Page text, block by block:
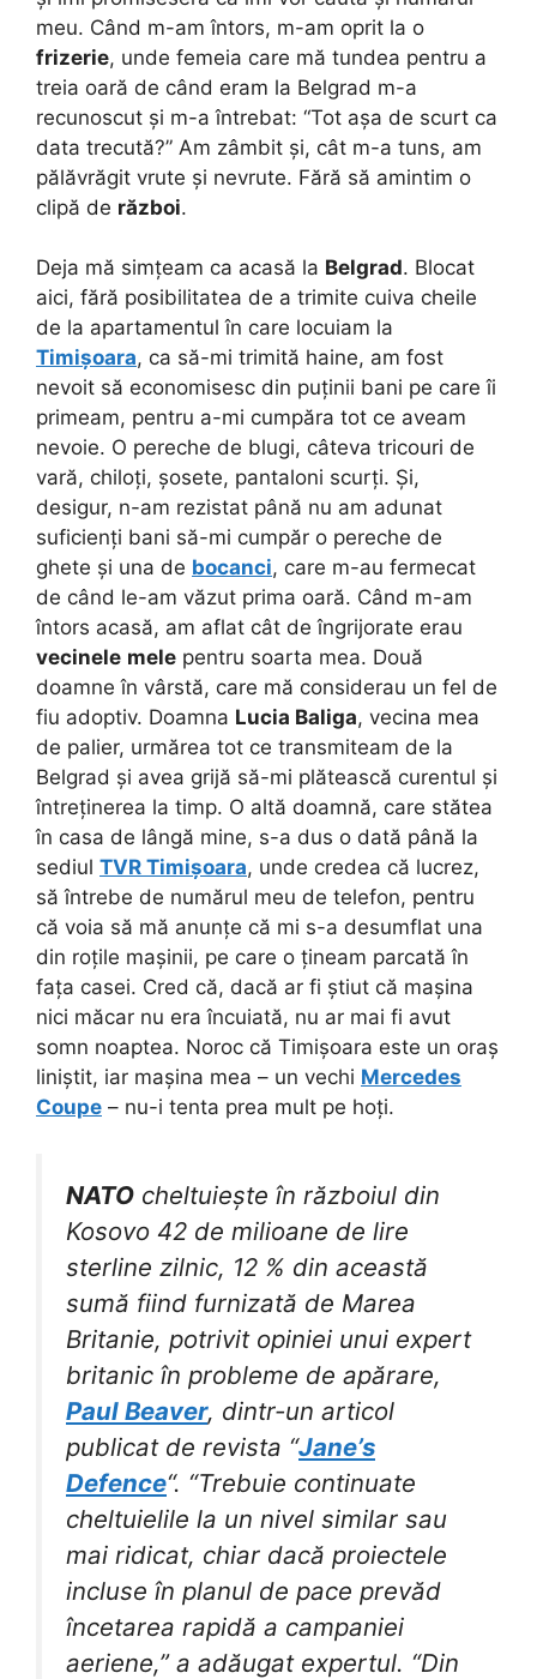
meu. Când m-am întors, m-am oprit la o
frizerie, unde femeia care mă tundea pentru a
treia oară de când eram la Belgrad m-a
recunoscut și m-a întrebat: “Tot așa de scurt ca
data trecută?” Am zâmbit și, cât m-a tuns, am
pălăvrăgit vrute și nevrute. Fără să amintim o
clipă de război.
Deja mă simțeam ca acasă la Belgrad. Blocat
aici, fără posibilitatea de a trimite cuiva cheile
de la apartamentul în care locuiam la
Timișoara, ca să-mi trimită haine, am fost
nevoit să economisesc din puținii bani pe care îi
primeam, pentru a-mi cumpăra tot ce aveam
nevoie. O pereche de blugi, câteva tricouri de
vară, chiloți, șosete, pantaloni scurți. Și,
desigur, n-am rezistat până nu am adunat
suficienți bani să-mi cumpăr o pereche de
ghete și una de bocanci, care m-au fermecat
de când le-am văzut prima oară. Când m-am
întors acasă, am aflat cât de îngrijorate erau
vecinele mele pentru soarta mea. Două
doamne în vârstă, care mă considerau un fel de
fiu adoptiv. Doamna Lucia Baliga, vecina mea
de palier, urmărea tot ce transmiteam de la
Belgrad și avea grijă să-mi plătească curentul și
întreținerea la timp. O altă doamnă, care stătea
în casa de lângă mine, s-a dus o dată până la
sediul TVR Timișoara, unde credea că lucrez,
să întrebe de numărul meu de telefon, pentru
că voia să mă anunțe că mi s-a desumflat una
din roțile mașinii, pe care o țineam parcată în
fața casei. Cred că, dacă ar fi știut că mașina
nici măcar nu era încuiată, nu ar mai fi avut
somn noaptea. Noroc că Timișoara este un oraș
liniștit, iar mașina mea – un vechi Mercedes
Coupe – nu-i tenta prea mult pe hoți.
NATO cheltuiește în războiul din
Kosovo 42 de milioane de lire
sterline zilnic, 12 % din această
sumă fiind furnizată de Marea
Britanie, potrivit opiniei unui expert
britanic în probleme de apărare,
Paul Beaver, dintr-un articol
publicat de revista “Jane’s
Defence“. “Trebuie continuate
cheltuielile la un nivel similar sau
mai ridicat, chiar dacă proiectele
incluse în planul de pace prevăd
încetarea rapidă a campaniei
aeriene,” a adăugat expertul. “Din